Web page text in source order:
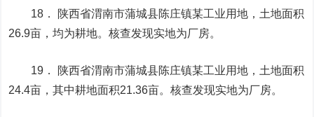
18． 陕西省渭南市蒲城县陈庄镇某工业用地，土地面积
26.9亩，均为耕地。核查发现实地为厂房。
19． 陕西省渭南市蒲城县陈庄镇某工业用地，土地面积
24.4亩，其中耕地面积21.36亩。核查发现实地为厂房。